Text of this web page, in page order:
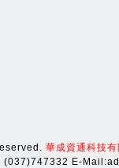
華成資通科技
(037)747332 E-